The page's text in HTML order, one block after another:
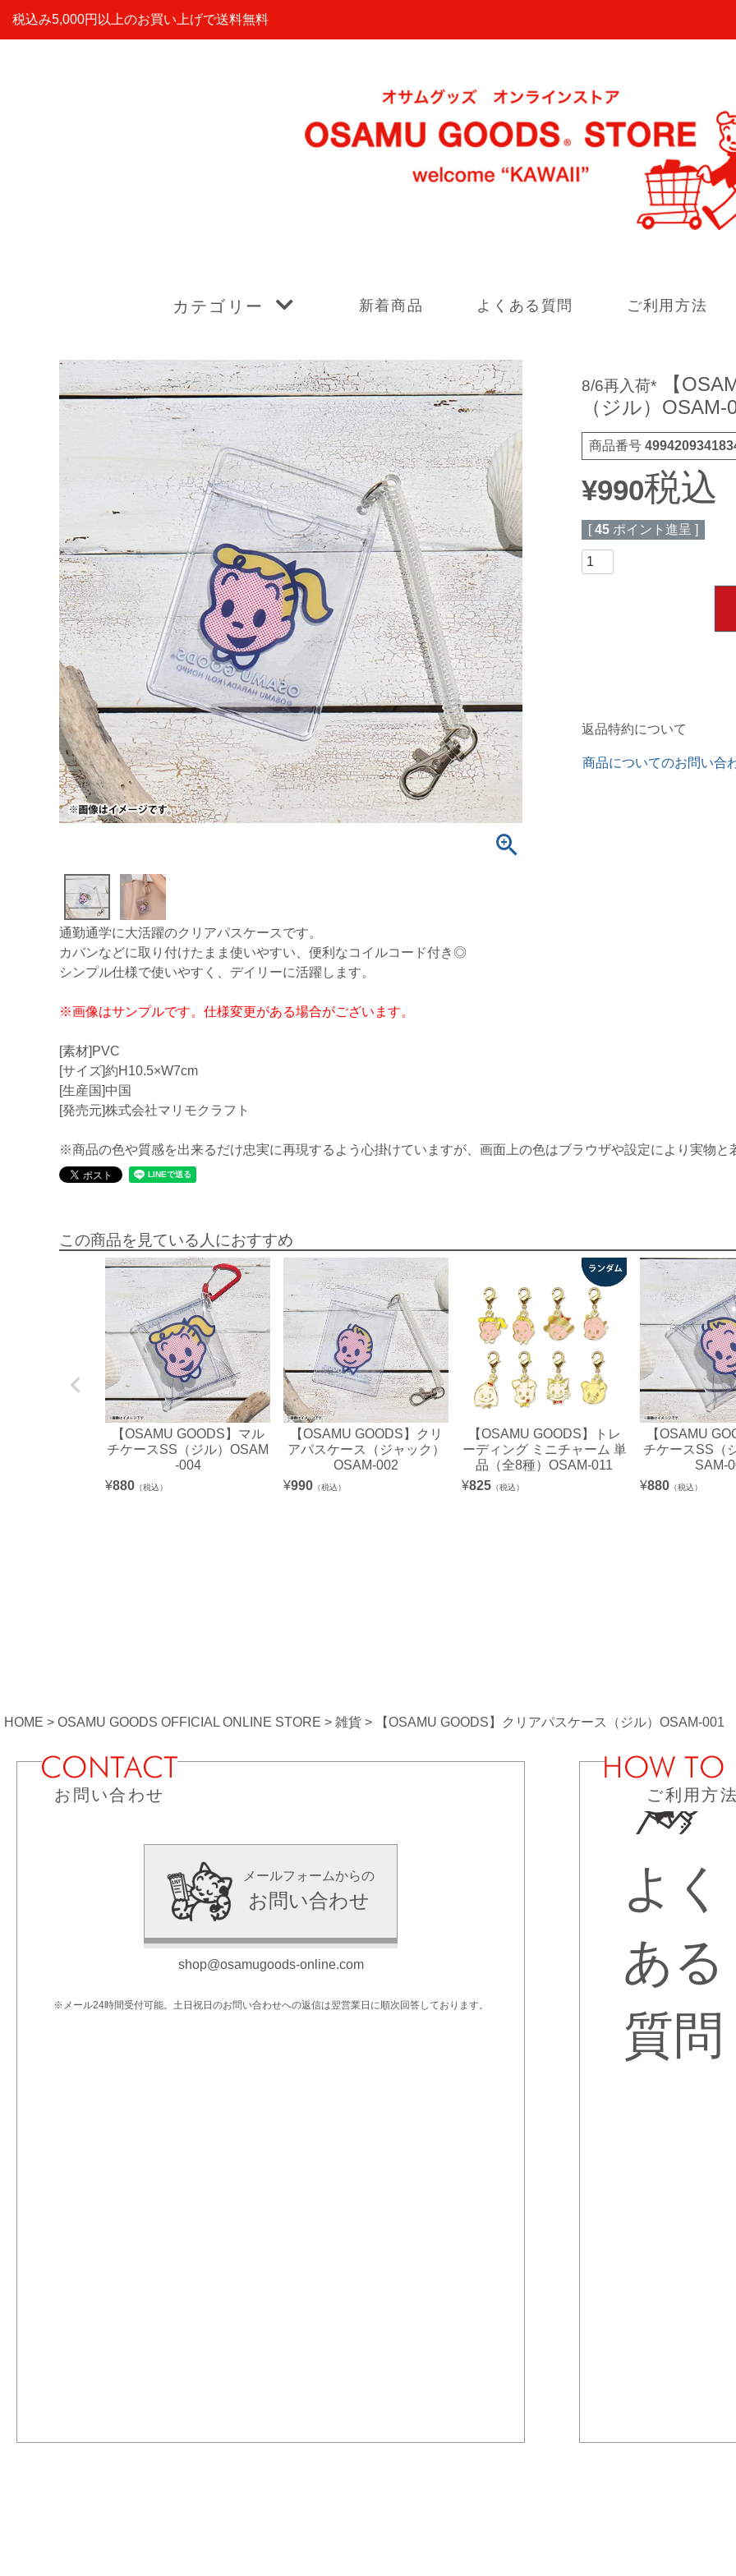
税込み5,000円以上のお買い上げで送料無料
カテゴリー 新着商品 よくある質問 ご利用方法
8/6再入荷*
【
（ジル）OSAM-
商品番号
¥990税込
[ 45 ポイント進呈 ]
返品特約について
商品についてのお問い合
通勤通学に大活躍のクリアパスケースです。
カバンなどに取り付けたまま使いやすい、便利なコイルコード付き◎
シンプル仕様で使いやすく、デイリーに活躍します。
※画像はサンプルです。仕様変更がある場合がございます。
[素材]PVC
[サイズ]約H10.5×W7cm
[生産国]中国
[発売元]株式会社マリモクラフト
※商品の色や質感を出来るだけ忠実に再現するよう心掛けていますが、画面上の色はブラウザや設定により実物と
この商品を見ている人におすすめ
【OSAMU GOODS】マル
チケースSS（ジル）OSAM
-004
¥880 （税込）
【OSAMU GOODS】クリ
アパスケース（ジャック）
OSAM-002
¥990 （税込）
【OSAMU GOODS】トレ
ーディング ミニチャーム 単
品（全8種）OSAM-011
¥825 （税込）
【OSAMU
チケースSS（
SAM-
¥880 （税込）
HOME OSAMU GOODS OFFICIAL ONLINE STORE 雑貨 【OSAMU GOODS】クリアパスケース（ジル）OSAM-001
お問い合わせ
メールフォームからの
お問い合わせ
shop@osamugoods-online.com
※メール24時間受付可能。土日祝日のお問い合わせへの返信は翌営業日に順次回答しております。
ご利用方
よく
ある
質問